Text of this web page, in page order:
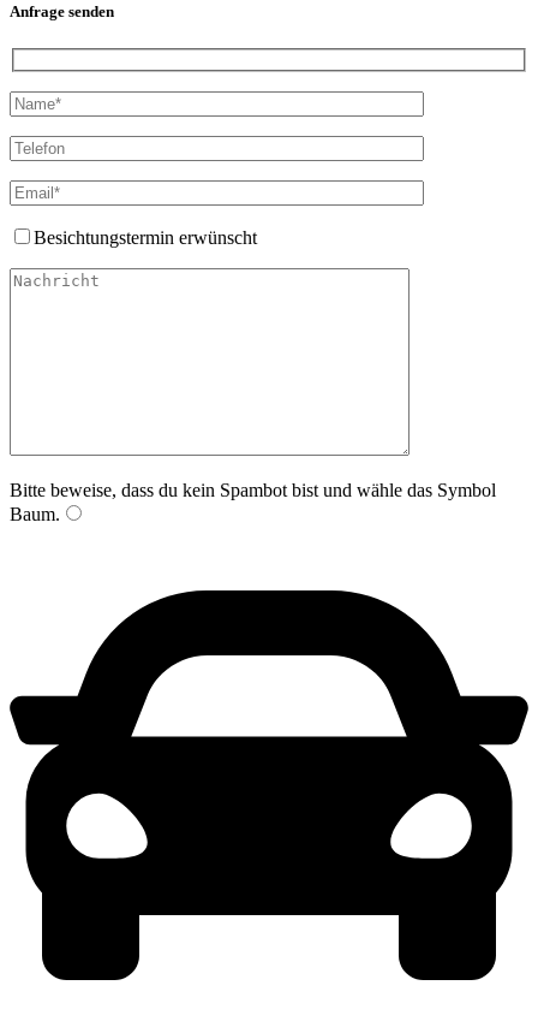
Anfrage senden
Besichtungstermin erwünscht
Bitte beweise, dass du kein Spambot bist und wähle das Symbol
Baum.